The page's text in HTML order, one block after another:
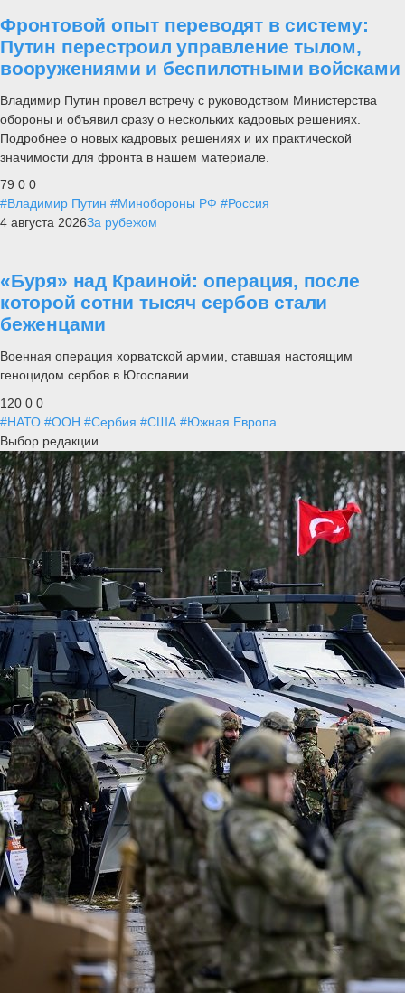
Фронтовой опыт переводят в систему:
Путин перестроил управление тылом,
вооружениями и беспилотными войсками
Владимир Путин провел встречу с руководством Министерства
обороны и объявил сразу о нескольких кадровых решениях.
Подробнее о новых кадровых решениях и их практической
значимости для фронта в нашем материале.
79 0 0
#Владимир Путин #Минобороны РФ #Россия
4 августа 2026За рубежом
«Буря» над Краиной: операция, после
которой сотни тысяч сербов стали
беженцами
Военная операция хорватской армии, ставшая настоящим
геноцидом сербов в Югославии.
120 0 0
#НАТО #ООН #Сербия #США #Южная Европа
Выбор редакции